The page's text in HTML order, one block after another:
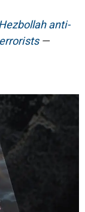
anti-
—